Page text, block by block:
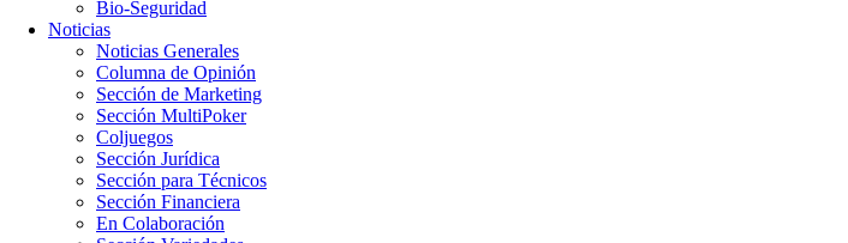
Bio-Seguridad
Noticias
Noticias Generales
Columna de Opinión
Sección de Marketing
Sección MultiPoker
Coljuegos
Sección Jurídica
Sección para Técnicos
Sección Financiera
En Colaboración